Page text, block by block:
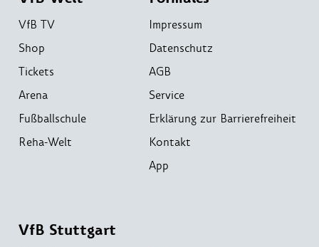
VfB TV
Shop
Tickets
Arena
Fußballschule
Reha-Welt
Impressum
Datenschutz
AGB
Service
Erklärung zur Barrierefreiheit
Kontakt
App
VfB Stuttgart